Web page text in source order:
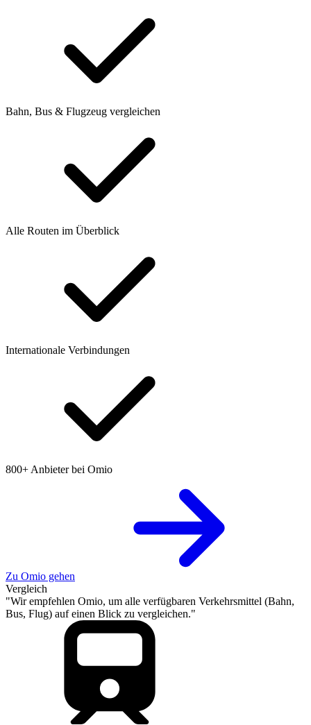
Bahn, Bus & Flugzeug vergleichen
Alle Routen im Überblick
Internationale Verbindungen
800+ Anbieter bei Omio
Zu Omio gehen
Vergleich
"Wir empfehlen Omio, um alle verfügbaren Verkehrsmittel (Bahn,
Bus, Flug) auf einen Blick zu vergleichen."